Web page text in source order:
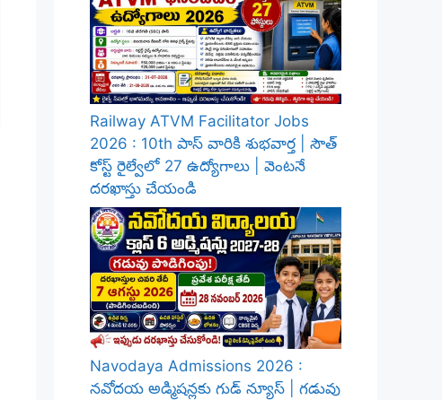
Railway ATVM Facilitator Jobs
2026 : 10th పాస్ వారికి శుభవార్త | సౌత్
కోస్ట్ రైల్వేలో 27 ఉద్యోగాలు | వెంటనే
దరఖాస్తు చేయండి
Navodaya Admissions 2026 :
నవోదయ అడ్మిషన్లకు గుడ్ న్యూస్ | గడువు